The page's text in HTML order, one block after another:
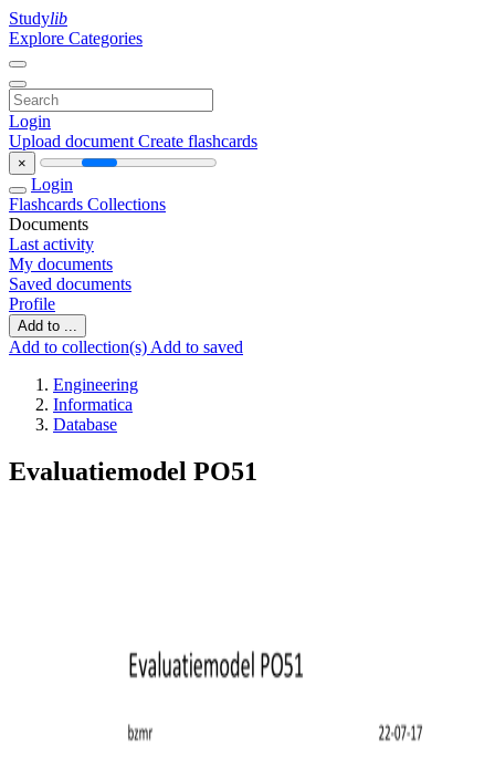
Studylib
Explore Categories
Login
Upload document Create flashcards
×
Login
Flashcards Collections
Documents
Last activity
My documents
Saved documents
Profile
Add to ...
Add to collection(s) Add to saved
Engineering
Informatica
Database
Evaluatiemodel PO51